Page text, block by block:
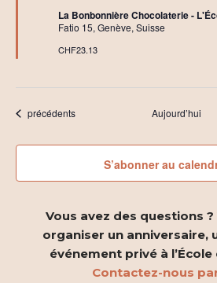
La Bonbonnière Chocolaterie -
Fatio 15, Genève, Suisse
CHF23.13
Évènements
précédents Aujourd’hui
S’abonner au
Vous avez des questions
organiser un anniversaire,
événement privé à
Contactez-nous